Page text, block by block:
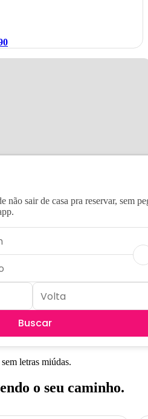
não sair de casa pra reservar, sem
Buscar
letras miúdas.
o seu caminho.